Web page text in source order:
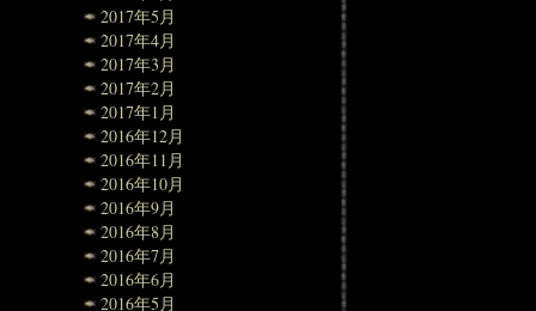
2017年5月
2017年4月
2017年3月
2017年2月
2017年1月
2016年12月
2016年11月
2016年10月
2016年9月
2016年8月
2016年7月
2016年6月
2016年5月